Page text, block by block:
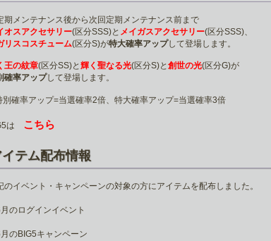
期メンテナンス後から次回定期メンテナンス前まで
オスアクセサリー(区分SSS)と メイガスアクセサリー(区分SSS)、
リスコスチューム(区分S)が特大確率アップして登場します。
王の紋章(区分SS)と 輝く聖なる光(区分S)と 創世の光(区分G)が
確率アップして登場します。
確率アップ=当選確率2倍、特大確率アップ=当選確率3倍
は こちら
イテム配布情報
のイベント・キャンペーンの対象の方にアイテムを配布しました。
月のログインイベント
月のBIG5キャンペーン